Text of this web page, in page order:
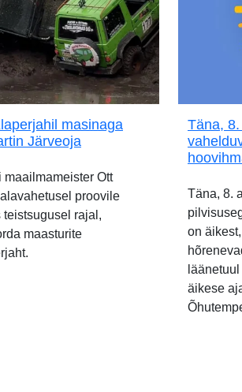
masinaga
Järveoja
maailmameister Ott
proovile
rajal,
maasturite
Täna,
Täna, 8.
on
äikese